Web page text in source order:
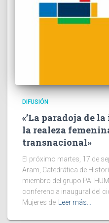
DIFUSIÓN
«’La paradoja de
la realeza
transnacional»
El próximo martes, 17 de
Aram, Catedrática de
miembro del grupo PAI
conferencia inaugural del
Mujeres de
Leer más…